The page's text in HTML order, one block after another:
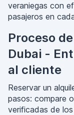
veraniegas con
pasajeros en
Proceso
Dubai -
al cliente
Reservar un
pasos: compare
verificadas de